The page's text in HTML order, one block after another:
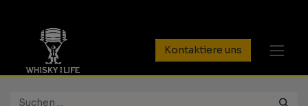
Kontaktiere uns